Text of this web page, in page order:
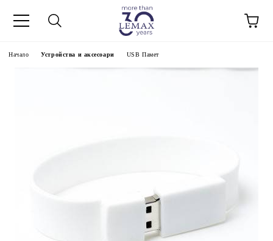
Начало Устройства и аксесоари USB Памет